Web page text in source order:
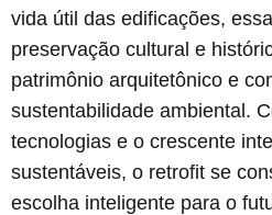
vida útil das edificações,
preservação cultural e
patrimônio arquitetônico e
sustentabilidade ambiental.
tecnologias e o crescente
sustentáveis, o retrofit se
escolha inteligente para o